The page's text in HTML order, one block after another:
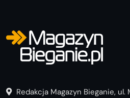
Redakcja Magazyn Bieganie,